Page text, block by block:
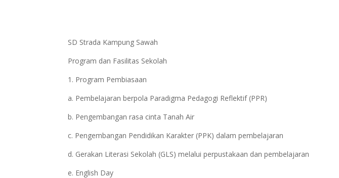
SD Strada Kampung Sawah
Program dan Fasilitas Sekolah
1. Program Pembiasaan
a. Pembelajaran berpola Paradigma Pedagogi Reflektif (PPR)
b. Pengembangan rasa cinta Tanah Air
c. Pengembangan Pendidikan Karakter (PPK) dalam pembelajaran
d. Gerakan Literasi Sekolah (GLS) melalui perpustakaan dan pembelajaran
e. English Day